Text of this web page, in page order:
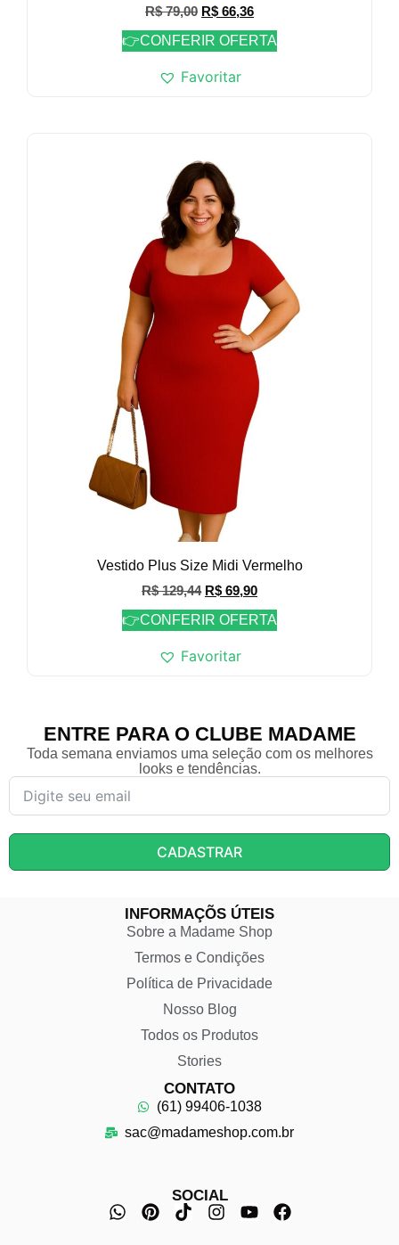
Avaliação
5.00
de 5
R$79,00 R$ 66,36
👉CONFERIR OFERTA
Favoritar
Vestido Plus Size Midi Vermelho
R$129,44 R$ 69,90
👉CONFERIR OFERTA
Favoritar
ENTRE PARA O CLUBE MADAME
Toda semana enviamos uma seleção com os melhores
looks e tendências.
CADASTRAR
INFORMAÇÕS ÚTEIS
Sobre a Madame Shop
Termos e Condições
Política de Privacidade
Nosso Blog
Todos os Produtos
Stories
CONTATO
(61) 99406-1038
sac@madameshop.com.br
SOCIAL